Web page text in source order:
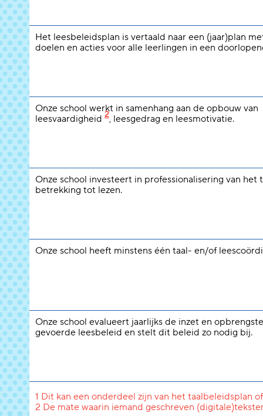
Het leesbeleidsplan is vertaald naar een (jaar)plan
doelen en acties voor alle leerlingen in een
Onze school werkt in samenhang aan de opbouw van
leesvaardigheid 2, leesgedrag en leesmotivatie.
Onze school investeert in professionalisering van het
betrekking tot lezen.
Onze school heeft minstens één taal- en/of
Onze school evalueert jaarlijks de inzet en
gevoerde leesbeleid en stelt dit beleid zo nodig bij.
1 Dit kan een onderdeel zijn van het taalbeleidsplan
2 De mate waarin iemand geschreven